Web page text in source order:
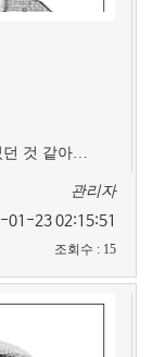
것 같아…
관리자
01-23 02:15:51
조회수 : 15